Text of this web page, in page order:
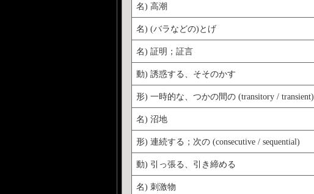
名) 高潮
名) (バラなどの)とげ
名) 証明；証言
動) 誘惑する、そそのかす
形) 一時的な、つかの間の (transitory / transient)
名) 沼地
形) 連続する；次の (consecutive / sequential)
動) 引っ張る、引き締める
名) 刺激物